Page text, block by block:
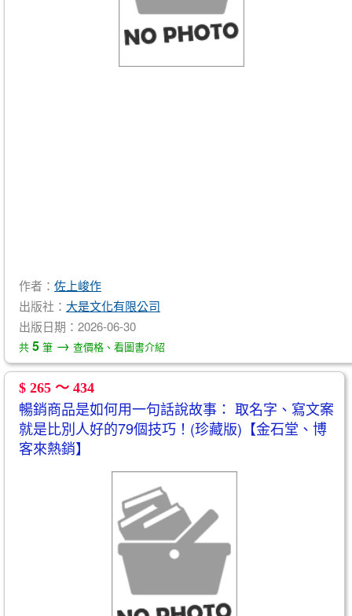
作者： 佐上峻作
出版社： 大是文化有限公司
出版日期：2026-06-30
共 5 筆 → 查價格、看圖書介紹
$ 265 ～ 434
暢銷商品是如何用一句話說故事： 取名字、寫文案
就是比別人好的79個技巧！(珍藏版)【金石堂、博
客來熱銷】